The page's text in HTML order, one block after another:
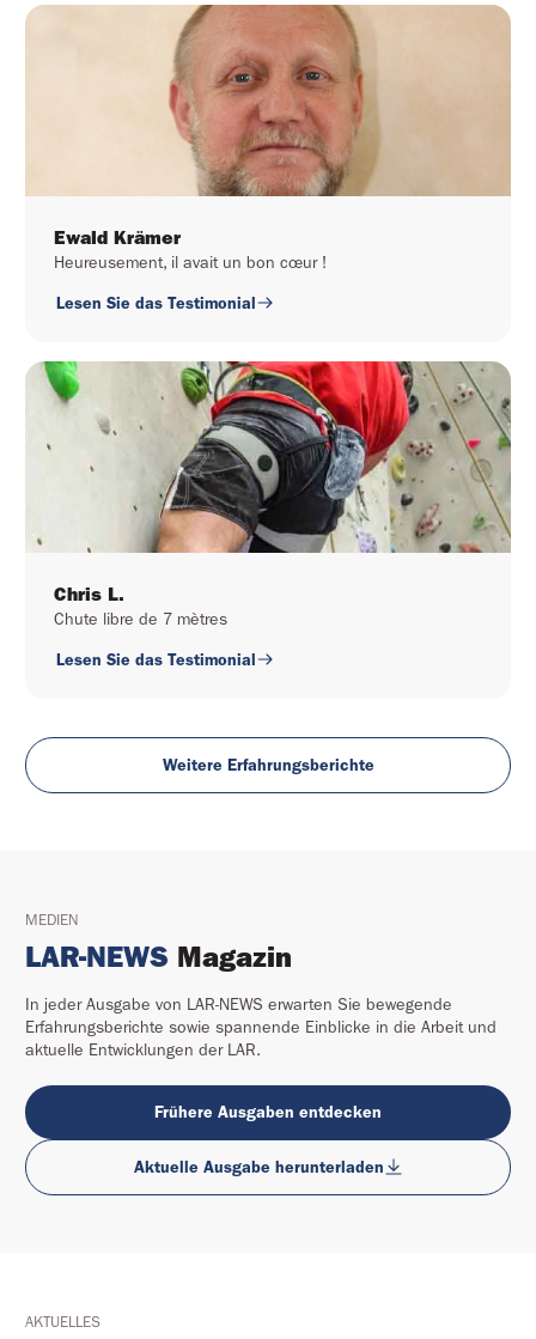
Ewald Krämer
Heureusement, il avait un bon cœur !
Lesen Sie das Testimonial
Chris L.
Chute libre de 7 mètres
Lesen Sie das Testimonial
Weitere Erfahrungsberichte
MEDIEN
LAR-NEWS Magazin
In jeder Ausgabe von LAR-NEWS erwarten Sie bewegende
Erfahrungsberichte sowie spannende Einblicke in die Arbeit und
aktuelle Entwicklungen der LAR.
Frühere Ausgaben entdecken
Aktuelle Ausgabe herunterladen
AKTUELLES